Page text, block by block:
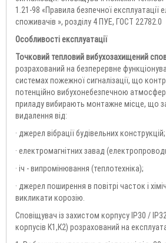
1.21-98 «Правила безпечної експлуатації
споживачів », розділу 4 ПУЕ, ГОСТ 22782.0
Особливості експлуатації
Точковий тепловий вибухозахищений
розрахований на безперервне
системах пожежної сигналізації, що
потенційно вибухонебезпечною
приладу вибирають монтажне місце, що
видалення від:
· джерел вібрації будівельних конструкцій;
· електромагнітних завад
· іч - випромінювання (теплотехніка);
· джерел поширення в повітрі часток і
викликати корозію.
Сповіщувач із захистом корпусу IP30 /
корпусів К1,К2) розрахований на